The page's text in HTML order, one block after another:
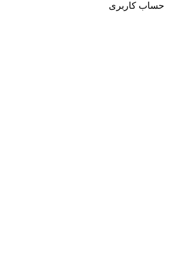
حساب کاربری